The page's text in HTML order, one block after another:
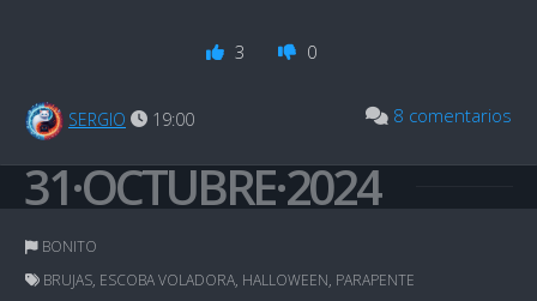
3 0
SERGIO 19:00 8 comentarios
31·OCTUBRE·2024
BONITO
BRUJAS, ESCOBA VOLADORA, HALLOWEEN, PARAPENTE